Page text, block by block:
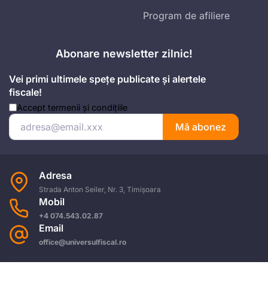
Program de afiliere
Abonare newsletter zilnic!
Vei primi ultimele spețe publicate și alertele
fiscale!
Accept termenii și condițiile
Mă abonez
Adresa
Strada Anton Seiler, Nr. 3, Timișoara
Mobil
+4 074.543.02.87
Email
office@universulfiscal.ro